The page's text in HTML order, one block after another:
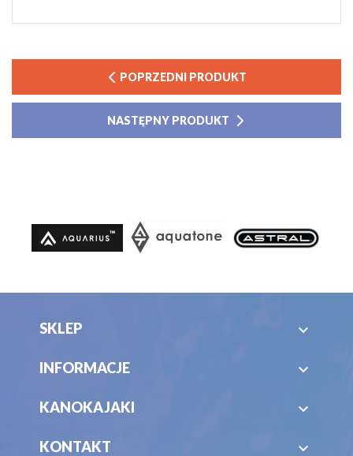
POPRZEDNI PRODUKT
NASTĘPNY PRODUKT
SKLEP 
INFORMACJE 
KANOKAJAKI 
KONTAKT 